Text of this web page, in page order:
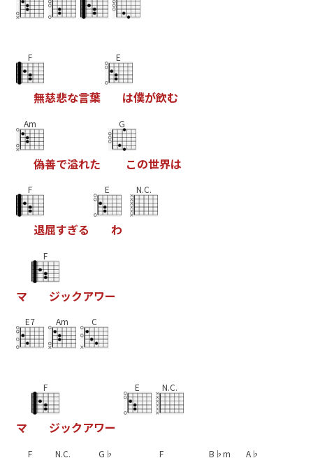
F
無慈悲な言葉
E
は僕が飲む
Am
偽善で溢れた
G
この世界は
F
退屈すぎる
E
わ
N.C.
マ
F
ジックアワー
E7 Am C
マ
F
ジックアワー
E N.C.
F N.C. G♭ F B♭m A♭